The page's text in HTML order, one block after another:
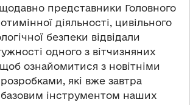
представники Головного
діяльності, цивільного
безпеки відвідали
одного з вітчизняних
ознайомитися з новітніми
які вже завтра
інструментом наших